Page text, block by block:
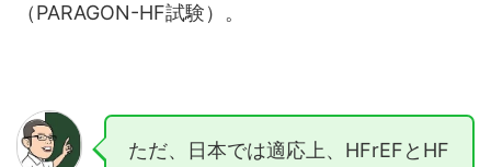
（PARAGON-HF試験）。
ただ、日本では適応上、HFrEFとHF